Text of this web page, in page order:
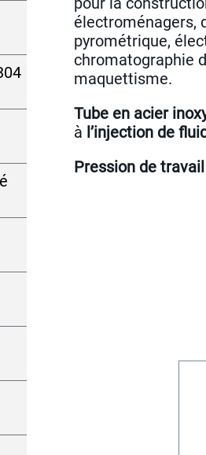
électroménagers,
pyrométrique,
chromatographie
maquettisme.
Tube en acier
à l’injection de
Pression de